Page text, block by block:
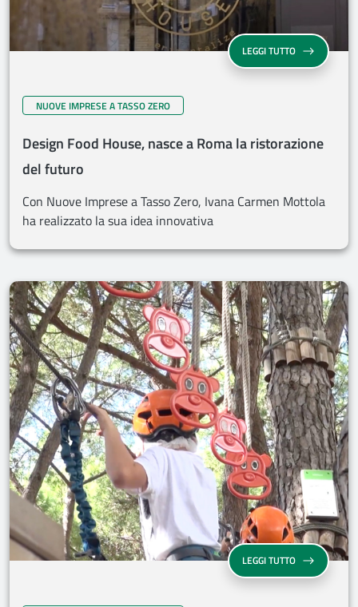
LEGGI TUTTO
NUOVE IMPRESE A TASSO ZERO
Design Food House, nasce a Roma la ristorazione
del futuro
Con Nuove Imprese a Tasso Zero, Ivana Carmen Mottola
ha realizzato la sua idea innovativa
LEGGI TUTTO